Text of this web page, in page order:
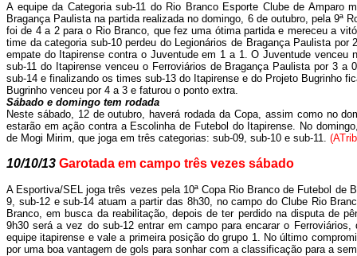
A equipe da Categoria sub-11 do Rio Branco Esporte Clube de Amparo
Bragança Paulista na partida realizada no domingo, 6 de outubro, pela 9ª
foi de 4 a 2 para o Rio Branco, que fez uma ótima partida e mereceu a
time da categoria sub-10 perdeu do Legionários de Bragança Paulista
empate do Itapirense contra o Juventude em 1 a 1. O Juventude
sub-11 do Itapirense venceu o Ferroviários de Bragança Paulista por 3
sub-14 e finalizando os times sub-13 do Itapirense e do Projeto Bugrinho
Bugrinho venceu por 4 a 3 e faturou o ponto extra.
Sábado e domingo tem rodada
Neste sábado, 12 de outubro, haverá rodada da Copa, assim como no
estarão em ação contra a Escolinha de Futebol do Itapirense. No
de Mogi Mirim, que joga em três categorias: sub-09, sub-10 e sub-11.
10/10/13 Garotada em campo três vezes sábado
A Esportiva/SEL joga três vezes pela 10ª Copa Rio Branco de Futebol de
9, sub-12 e sub-14 atuam a partir das 8h30, no campo do Clube Rio
Branco, em busca da reabilitação, depois de ter perdido na disputa de
9h30 será a vez do sub-12 entrar em campo para encarar o
equipe itapirense e vale a primeira posição do grupo 1. No último
por uma boa vantagem de gols para sonhar com a classificação para a